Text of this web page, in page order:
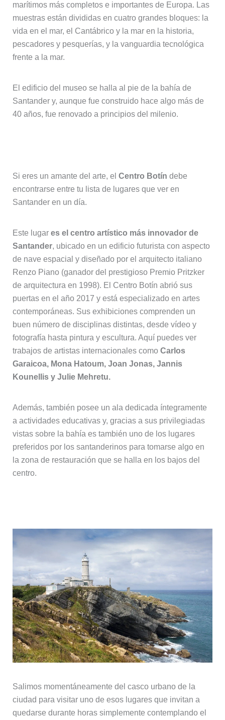
marítimos más completos e importantes de Europa. Las
muestras están divididas en cuatro grandes bloques: la
vida en el mar, el Cantábrico y la mar en la historia,
pescadores y pesquerías, y la vanguardia tecnológica
frente a la mar.
El edificio del museo se halla al pie de la bahía de
Santander y, aunque fue construido hace algo más de
40 años, fue renovado a principios del milenio.
Si eres un amante del arte, el Centro Botín debe
encontrarse entre tu lista de lugares que ver en
Santander en un día.
Este lugar es el centro artístico más innovador de
Santander, ubicado en un edificio futurista con aspecto
de nave espacial y diseñado por el arquitecto italiano
Renzo Piano (ganador del prestigioso Premio Pritzker
de arquitectura en 1998). El Centro Botín abrió sus
puertas en el año 2017 y está especializado en artes
contemporáneas. Sus exhibiciones comprenden un
buen número de disciplinas distintas, desde vídeo y
fotografía hasta pintura y escultura. Aquí puedes ver
trabajos de artistas internacionales como Carlos
Garaicoa, Mona Hatoum, Joan Jonas, Jannis
Kounellis y Julie Mehretu.
Además, también posee un ala dedicada íntegramente
a actividades educativas y, gracias a sus privilegiadas
vistas sobre la bahía es también uno de los lugares
preferidos por los santanderinos para tomarse algo en
la zona de restauración que se halla en los bajos del
centro.
Salimos momentáneamente del casco urbano de la
ciudad para visitar uno de esos lugares que invitan a
quedarse durante horas simplemente contemplando el